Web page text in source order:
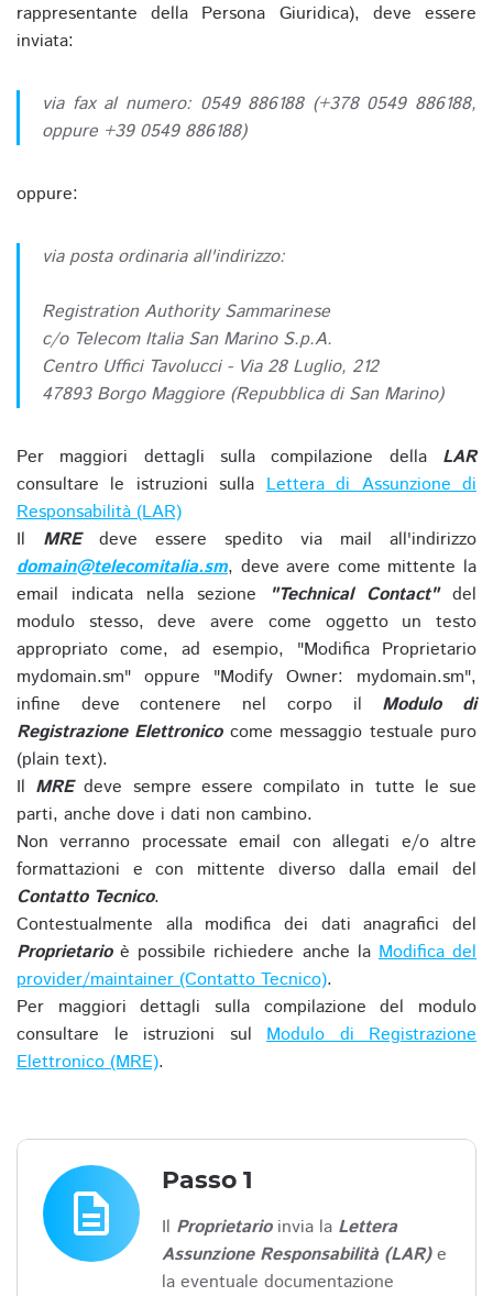
rappresentante della Persona Giuridica), deve essere
inviata:
via fax al numero: 0549 886188 (+378 0549 886188,
oppure +39 0549 886188)
oppure:
via posta ordinaria all'indirizzo:
Registration Authority Sammarinese
c/o Telecom Italia San Marino S.p.A.
Centro Uffici Tavolucci - Via 28 Luglio, 212
47893 Borgo Maggiore (Repubblica di San Marino)
Per maggiori dettagli sulla compilazione della LAR
consultare le istruzioni sullaLettera di Assunzione di
Responsabilità (LAR)
Il MREdeve essere spedito via mail all'indirizzo
domain@telecomitalia.sm, deve avere come mittente la
email indicata nella sezione
"Technical Contact"del
modulo stesso, deve avere come oggetto un testo
appropriato come, ad esempio, "Modifica Proprietario
mydomain.sm" oppure "Modify Owner: mydomain.sm",
infine deve contenere nel corpo il Modulo di
Registrazione Elettronicocome messaggio testuale puro
(plain text).
Il MREdeve sempre essere compilato in tutte le sue
parti, anche dove i dati non cambino.
Non verranno processate email con allegati e/o altre
formattazioni e con mittente diverso dalla email del
Contatto Tecnico.
Contestualmente alla modifica dei dati anagrafici del
Proprietarioè possibile richiedere anche laModifica del
provider/maintainer (Contatto Tecnico).
Per maggiori dettagli sulla compilazione del modulo
consultare le istruzioni sul Modulo di Registrazione
Elettronico (MRE).
description
Passo 1
Il Proprietarioinvia la Lettera
Assunzione Responsabilità (LAR)e
la eventuale documentazione